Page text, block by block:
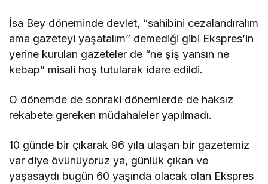
İsa Bey döneminde devlet, “sahibini cezalandıralım
ama gazeteyi yaşatalım” demediği gibi Ekspres’in
yerine kurulan gazeteler de “ne şiş yansın ne
kebap” misali hoş tutularak idare edildi.
O dönemde de sonraki dönemlerde de haksız
rekabete gereken müdahaleler yapılmadı.
10 günde bir çıkarak 96 yıla ulaşan bir gazetemiz
var diye övünüyoruz ya, günlük çıkan ve
yaşasaydı bugün 60 yaşında olacak olan Ekspres